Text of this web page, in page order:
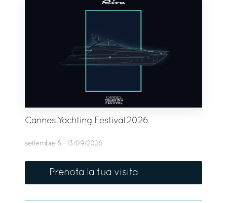
Cannes Yachting Festival 2026
settembre 8 - 13/09/2026
Prenota la tua visita